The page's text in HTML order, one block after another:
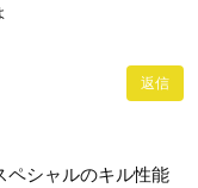
返信
ペシャルのキル性能